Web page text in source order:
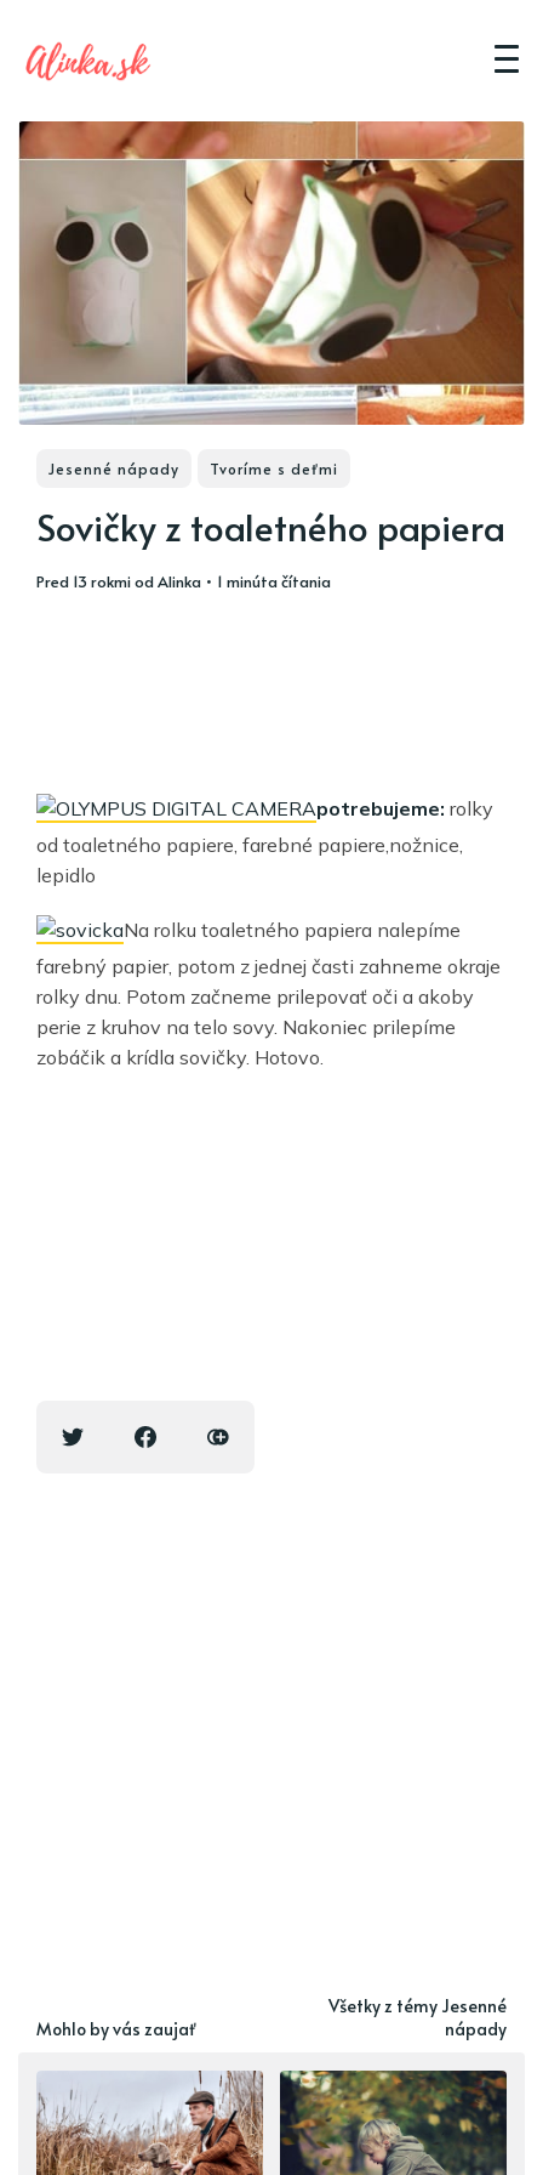
Jesenné nápady Tvoríme s deťmi
Sovičky z toaletného papiera
pred 13 rokmiodAlinka • 1 minúta čítania
potrebujeme: rolky
od toaletného papiere, farebné papiere,nožnice,
lepidlo
Na rolku toaletného papiera nalepíme
farebný papier, potom z jednej časti zahneme okraje
rolky dnu. Potom začneme prilepovať oči a akoby
perie z kruhov na telo sovy. Nakoniec prilepíme
zobáčik a krídla sovičky. Hotovo.
Mohlo by vás zaujať
Všetky z témy Jesenné
nápady